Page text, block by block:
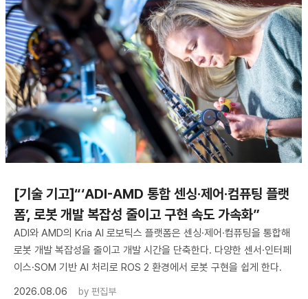
[기술 기고]“‘ADI-AMD 통합 센싱·제어·컴퓨팅 플랫
폼’, 로봇 개발 복잡성 줄이고 구현 속도 가속화”
ADI와 AMD의 Kria AI 로보틱스 플랫폼은 센싱·제어·컴퓨팅을 통합해
로봇 개발 복잡성을 줄이고 개발 시간을 단축한다. 다양한 센서·인터페
이스·SOM 기반 AI 처리로 ROS 2 환경에서 로봇 구현을 쉽게 한다.
2026.08.06
by 편집부